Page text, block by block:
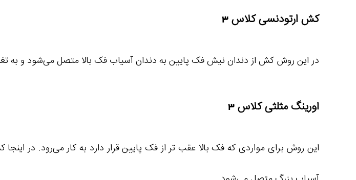
کش ارتودنسی کلاس 3
در این روش کش از دندان نیش فک پایین به دندان آسیاب فک بالا متصل می‌شود و
اورینگ مثلثی کلاس 3
این روش برای مواردی که فک بالا عقب تر از فک پایین قرار دارد به کار می‌رود. در